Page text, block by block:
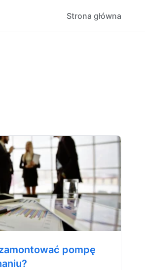
Strona główna
pompę